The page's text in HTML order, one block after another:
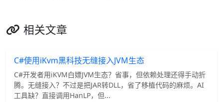
相关文章
C#使用iKvm黑科技无缝接入JVM生态
C#开发者用iKVM白嫖JVM生态？省事，但依赖处理还得手动折
腾。无缝接入？不过是把JAR转DLL，省了移植代码的麻烦。AI
工具缺？直接调用HanLP，但...